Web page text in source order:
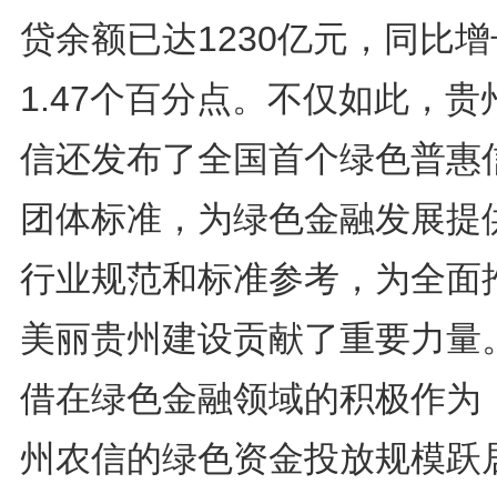
贷余额已达1230亿元，同比
1.47个百分点。不仅如此，贵
信还发布了全国首个绿色普惠
团体标准，为绿色金融发展提
行业规范和标准参考，为全面
美丽贵州建设贡献了重要力量
借在绿色金融领域的积极作为
州农信的绿色资金投放规模跃